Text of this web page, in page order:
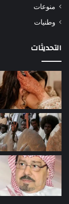
منوعات
وطنيات
التحديثات